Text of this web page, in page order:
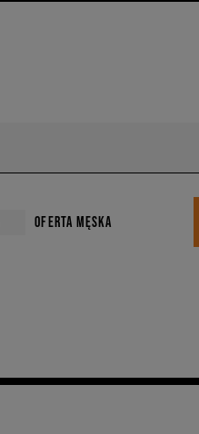
OFERTA MĘSKA